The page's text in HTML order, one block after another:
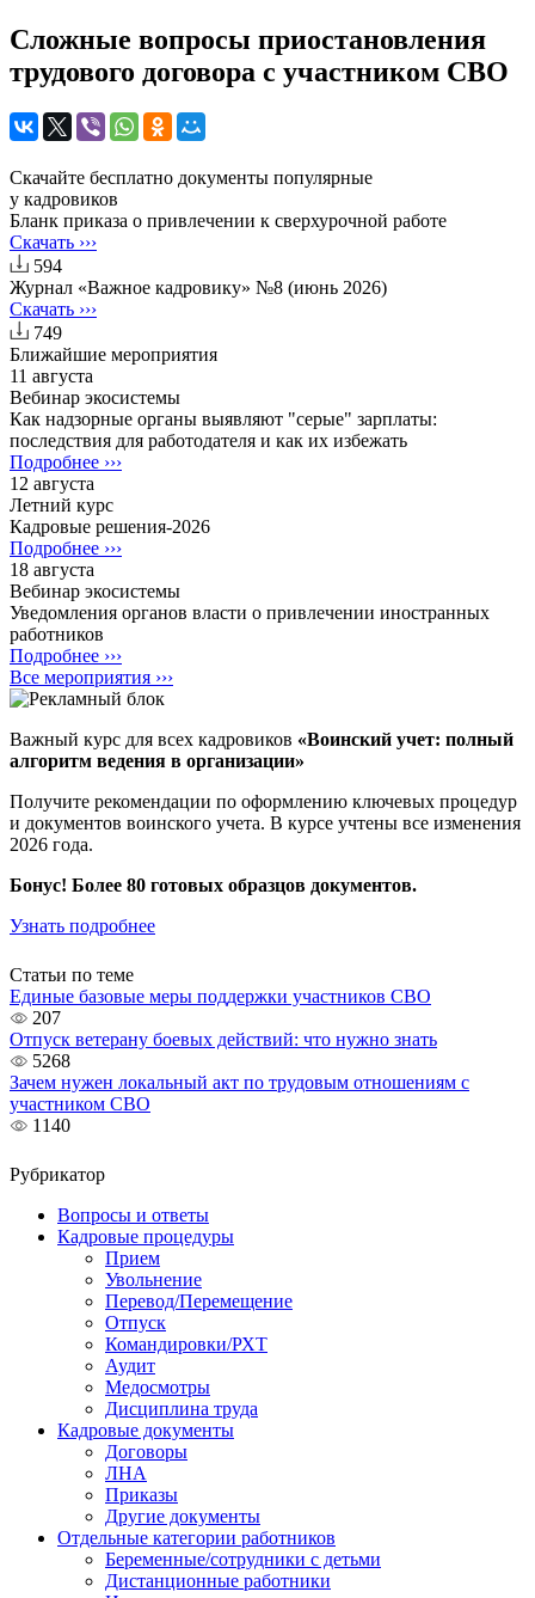
Сложные вопросы приостановления
трудового договора с участником СВО
Скачайте бесплатно документы популярные
у кадровиков
Бланк приказа о привлечении к сверхурочной работе
Скачать ›››
594
Журнал «Важное кадровику» №8 (июнь 2026)
Скачать ›››
749
Ближайшие мероприятия
11 августа
Вебинар экосистемы
Как надзорные органы выявляют "серые" зарплаты:
последствия для работодателя и как их избежать
Подробнее ›››
12 августа
Летний курс
Кадровые решения-2026
Подробнее ›››
18 августа
Вебинар экосистемы
Уведомления органов власти о привлечении иностранных
работников
Подробнее ›››
Все мероприятия ›››
Важный курс для всех кадровиков «Воинский учет: полный
алгоритм ведения в организации»
Получите рекомендации по оформлению ключевых процедур
и документов воинского учета. В курсе учтены все изменения
2026 года.
Бонус! Более 80 готовых образцов документов.
Узнать подробнее
Статьи по теме
Единые базовые меры поддержки участников СВО
207
Отпуск ветерану боевых действий: что нужно знать
5268
Зачем нужен локальный акт по трудовым отношениям с
участником СВО
1140
Рубрикатор
Вопросы и ответы
Кадровые процедуры
Прием
Увольнение
Перевод/Перемещение
Отпуск
Командировки/РХТ
Аудит
Медосмотры
Дисциплина труда
Кадровые документы
Договоры
ЛНА
Приказы
Другие документы
Отдельные категории работников
Беременные/сотрудники с детьми
Дистанционные работники